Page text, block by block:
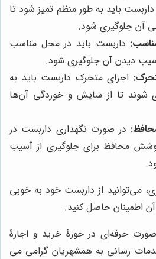
داربست باید به طور منظم تمیز شود تا
آن جلوگیری شود.
داربست باید در محل مناسب
دیدن آن جلوگیری شود.
اجزای متحرک داربست باید به
شوند تا از سایش و خوردگی آن‌ها
در صورت نگهداری داربست در
محافظ برای جلوگیری از آسیب
می‌توانید از داربست خود به خوبی
اطمینان حاصل کنید.
حرفه‌ای در حوزۀ خرید و اجارۀ
رسانی به همشهریان گرامی می